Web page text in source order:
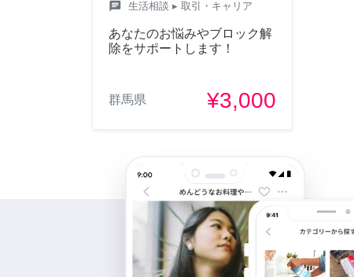
chat 生活相談 ▸ 取引・キャリア
あなたのお悩みやブロック解
除をサポートします！
群馬県 ¥3,000